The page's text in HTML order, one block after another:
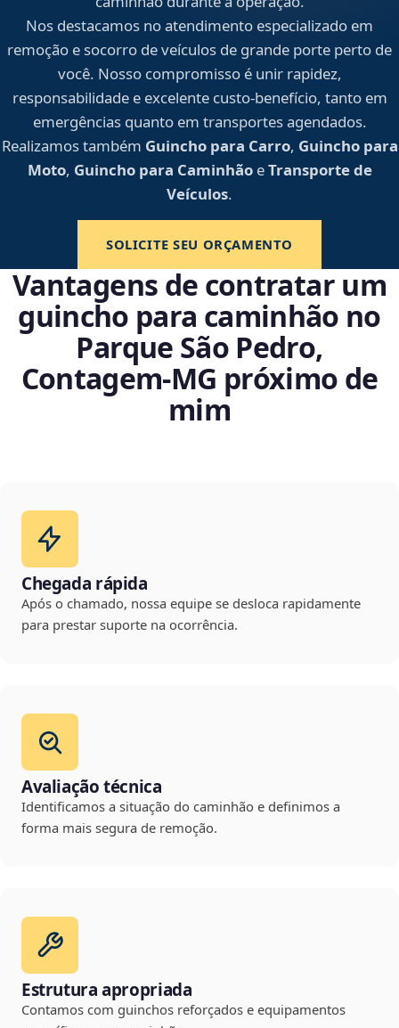
Nos destacamos no atendimento especializado em
remoção e socorro de veículos de grande porte perto de
você. Nosso compromisso é unir rapidez,
responsabilidade e excelente custo-benefício, tanto em
emergências quanto em transportes agendados.
Realizamos também Guincho para Carro, Guincho para
Moto, Guincho para CaminhãoeTransporte de
Veículos.
SOLICITE SEU ORÇAMENTO
Vantagens de contratar um
guincho para caminhão no
Parque São Pedro,
Contagem‑MG próximo de
mim
Chegada rápida
Após o chamado, nossa equipe se desloca rapidamente
para prestar suporte na ocorrência.
Avaliação técnica
Identificamos a situação do caminhão e definimos a
forma mais segura de remoção.
Estrutura apropriada
Contamos com guinchos reforçados e equipamentos